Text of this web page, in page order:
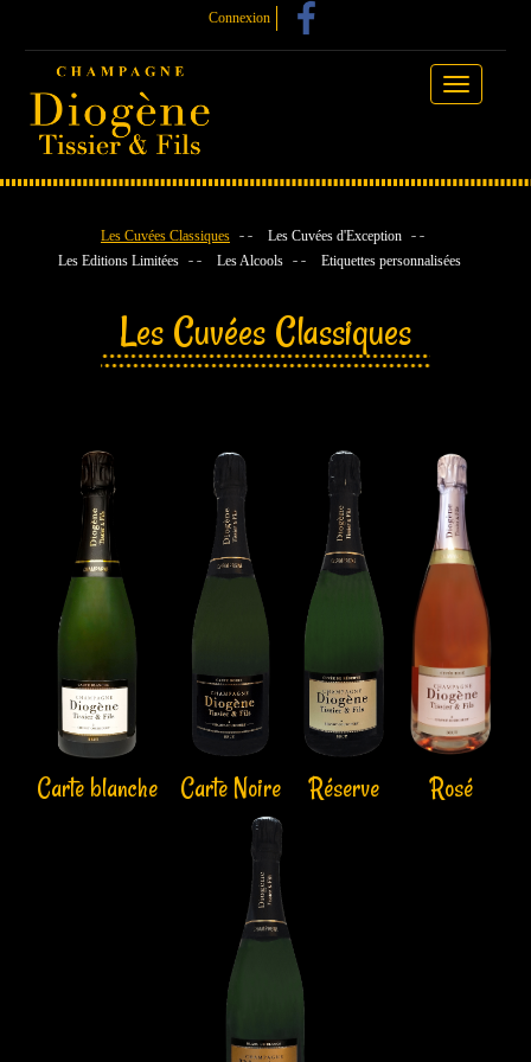
Connexion
Toggle
Les Cuvées Classiques
Les Cuvées d'Exception
Les Editions Limitées
Les Alcools Etiquettes personnalisées
Les Cuvées Classiques
Carte blanche Carte Noire Réserve Rosé